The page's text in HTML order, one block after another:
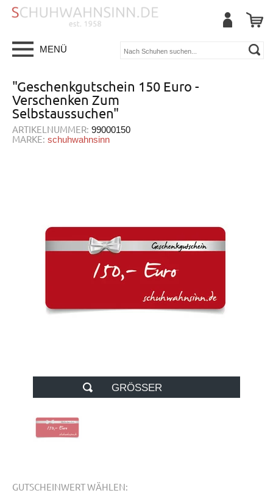
MENÜ
"Geschenkgutschein 150 Euro -
Verschenken Zum
Selbstaussuchen"
ARTIKELNUMMER: 99000150
MARKE: schuhwahnsinn
GRÖSSER
GUTSCHEINWERT WÄHLEN: